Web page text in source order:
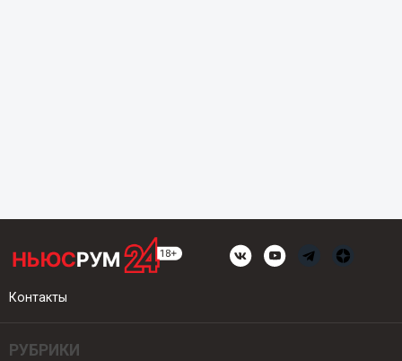
Контакты
РУБРИКИ